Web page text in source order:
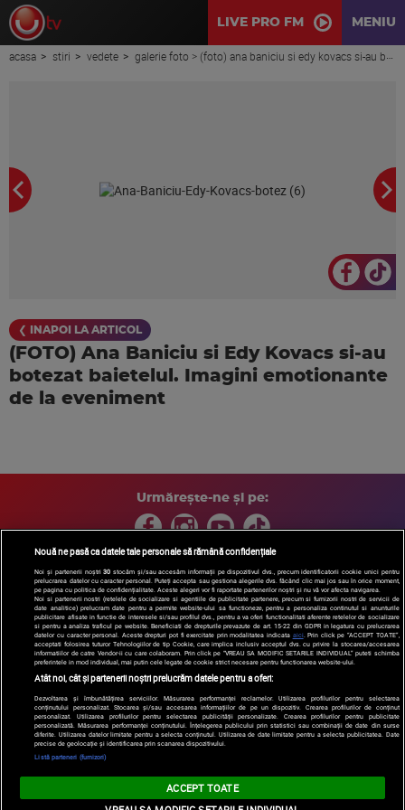
LIVE PRO FM MENIU
acasa stiri vedete galerie foto > (foto) ana baniciu si edy kovacs si-au botezat baietelul. imagini emotionante de la eveniment
❮ INAPOI LA ARTICOL
(FOTO) Ana Baniciu si Edy Kovacs si-au
botezat baietelul. Imagini emotionante
de la eveniment
Urmărește-ne și pe:
Copyright © 2026 / DIGI ROMANIA S.A.
Arhiva
Comunicate de presă Politica de confidentialitate
Termeni
si conditii
Gestionați preferințele| Contact/Info Codul etic
Nouă ne pasă ca datele tale personale să rămână confidențiale
Noi și partenerii noștri30 stocăm și/sau accesăm informații pe dispozitivul dvs., precum identificatorii cookie unici pentru
prelucrarea datelor cu caracter personal. Puteți accepta sau gestiona alegerile dvs. făcând clic mai jos sau în orice moment,
pe pagina cu politica de confidențialitate. Aceste alegeri vor fi raportate partenerilor noștri și nu vă vor afecta navigarea.
Noi si partenerii nostri (retelele de socializare si agentiile de publicitate partenere, precum si furnizorii nostri de servicii de
date analitice) prelucram date pentru a permite website-ului sa functioneze, pentru a personaliza continutul si anunturile
publicitare afisate in functie de interesele si/sau profilul dvs., pentru a va oferi functionalitati aferente retelelor de socializare
si pentru a analiza traficul pe website. Beneficiati de drepturile prevazute de art. 15-22 din GDPR in legatura cu prelucrarea
datelor cu caracter personal. Aceste drepturi pot fi exercitate prin modalitatea indicata aici. Prin click pe “ACCEPT TOATE”,
acceptati folosirea tuturor Tehnologiilor de tip Cookie, care implica inclusiv acceptul dvs. cu privire la stocarea/accesarea
informatiilor de catre Vendor-ii cu care colaboram. Prin click pe “VREAU SA MODIFIC SETARILE INDIVIDUAL” puteti schimba
preferintele in mod individual, mai putin cele legate de cookie strict necesare pentru functionarea website-ului.
Atât noi, cât și partenerii noștri prelucrăm datele pentru a oferi:
Dezvoltarea și îmbunătățirea serviciilor. Măsurarea performanței reclamelor. Utilizarea profilurilor pentru selectarea
conținutului personalizat. Stocarea și/sau accesarea informațiilor de pe un dispozitiv. Crearea profilurilor de conținut
personalizat. Utilizarea profilurilor pentru selectarea publicității personalizate. Crearea profilurilor pentru publicitate
personalizată. Măsurarea performanței conținutului. Înțelegerea publicului prin statistici sau combinații de date din surse
diferite. Utilizarea datelor limitate pentru a selecta conținutul. Utilizarea de date limitate pentru a selecta publicitatea. Date
precise de geolocație și identificarea prin scanarea dispozitivului.
Listă parteneri (furnizori)
ACCEPT TOATE